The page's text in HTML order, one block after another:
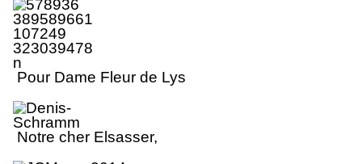
Pour Dame Fleur de Lys
Notre cher Elsasser,